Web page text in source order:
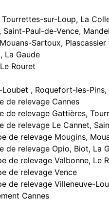
sur-Loup, La
Paul-de-Vence,
Sartoux, Plascassier
La Gaude
Rouret
, Roquefort-les-
de relevage Cannes
de relevage Gattières,
de relevage Le Cannet,
de relevage Mougins,
de relevage Opio, Biot, La
de relevage Valbonne, Le
de relevage Vence
de relevage Villeneuve-
Cannes